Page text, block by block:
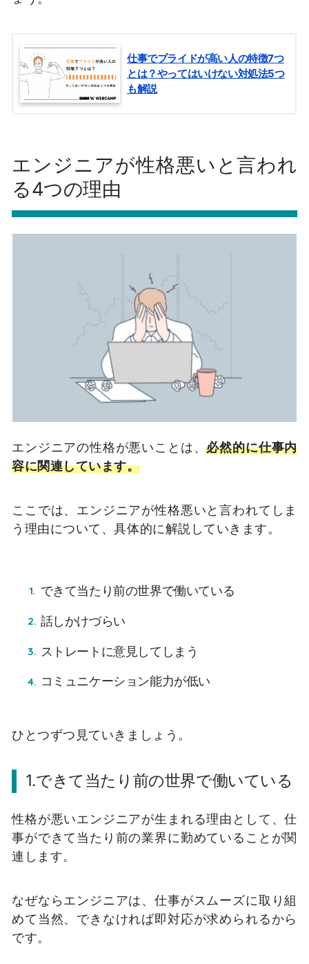
仕事でプライドが高い人の特徴7つ
とは？やってはいけない対処法5つ
も解説
エンジニアが性格悪いと言われ
る4つの理由
エンジニアの性格が悪いことは、必然的に仕事内
容に関連しています。
ここでは、エンジニアが性格悪いと言われてしま
う理由について、具体的に解説していきます。
できて当たり前の世界で働いている
話しかけづらい
ストレートに意見してしまう
コミュニケーション能力が低い
ひとつずつ見ていきましょう。
1.できて当たり前の世界で働いている
性格が悪いエンジニアが生まれる理由として、仕
事ができて当たり前の業界に勤めていることが関
連します。
なぜならエンジニアは、仕事がスムーズに取り組
めて当然、できなければ即対応が求められるから
です。